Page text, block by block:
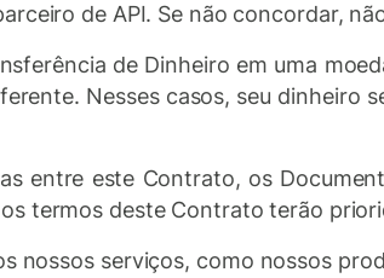
de API. Se não concordar,
de Dinheiro em uma
Nesses casos, seu dinheiro
entre este Contrato, os
termos deste Contrato terão
nossos serviços, como nossos